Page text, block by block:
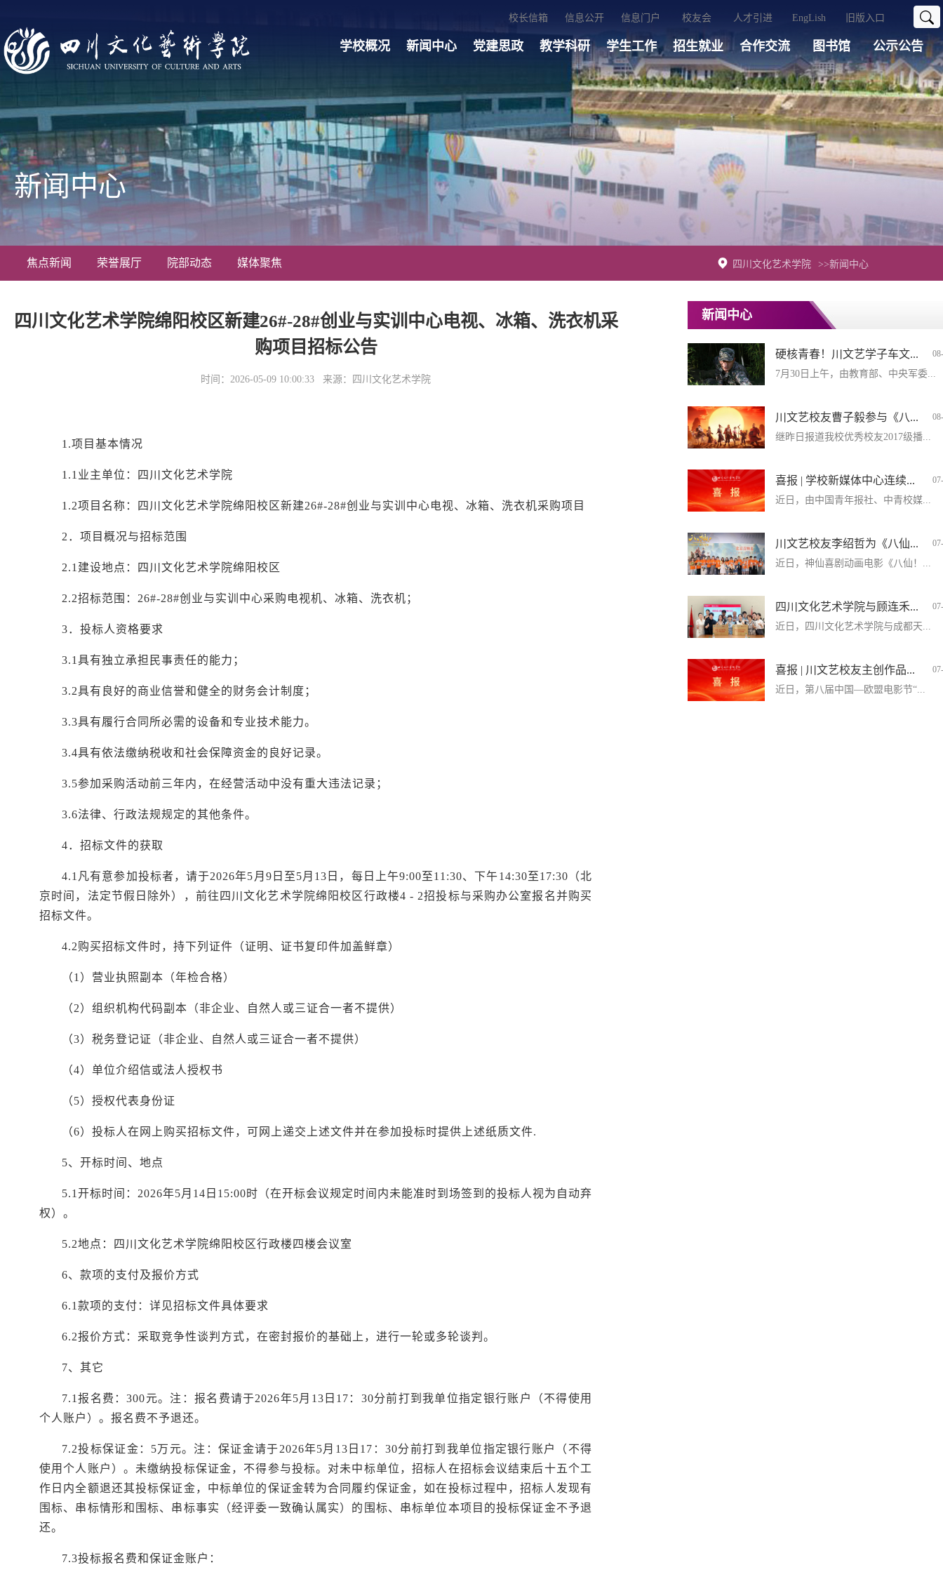
焦点新闻 荣誉展厅 院部动态 媒体聚焦
新闻中心
四川文化艺术学院 >>新闻中心
四川文化艺术学院绵阳校区新建26#-28#创业与实训中心电视、冰箱、洗衣机采
购项目招标公告
时间：2026-05-09 10:00:33 来源：四川文化艺术学院
1.项目基本情况
1.1业主单位：四川文化艺术学院
1.2项目名称 ：四川文化艺术学院绵阳校区新建26#-28#创业与实训中心电视、冰箱、洗衣机采购项目
2．项目概况与招标范围
2.1建设地点：四川文化艺术学院绵阳校区
2.2招标范围：26#-28#创业与实训中心采购电视机、冰箱、洗衣机；
3．投标人资格要求
3.1具有独立承担民事责任的能力；
3.2具有良好的商业信誉和健全的财务会计制度；
3.3具有履行合同所必需的设备和专业技术能力。
3.4具有依法缴纳税收和社会保障资金的良好记录。
3.5参加采购活动前三年内，在经营活动中没有重大违法记录；
3.6法律、行政法规规定的其他条件。
4．招标文件的获取
4.1凡有意参加投标者，请于2026年5月9日至5月13日，每日上午9:00至11:30、下午14:30至17:30（北
京时间，法定节假日除外），前往四川文化艺术学院绵阳校区行政楼4 - 2招投标与采购办公室报名并购买
招标文件。
4.2购买招标文件时，持下列证件（证明、证书复印件加盖鲜章）
（1）营业执照副本（年检合格）
（2）组织机构代码副本（非企业、自然人或三证合一者不提供）
（3）税务登记证（非企业、自然人或三证合一者不提供）
（4）单位介绍信或法人授权书
（5）授权代表身份证
（6）投标人在网上购买招标文件，可网上递交上述文件并在参加投标时提供上述纸质文件.
5、开标时间、地点
5.1开标时间： 2026年5月14日15:00时（在开标会议规定时间内未能准时到场签到的投标人视为自动弃
权）。
5.2地点：四川文化艺术学院绵阳校区行政楼四楼会议室
6、款项的支付及报价方式
6.1款项的支付：详见招标文件具体要求
6.2报价方式：采取竞争性谈判方式，在密封报价的基础上，进行一轮或多轮谈判。
7、其它
7.1报名费：300元。注：报名费请于2026年5月13日17：30分前打到我单位指定银行账户（不得使用
个人账户）。报名费不予退还。
7.2投标保证金：5万元。注：保证金请于2026年5月13日17：30分前打到我单位指定银行账户（不得
使用个人账户）。未缴纳投标保证金，不得参与投标。对未中标单位，招标人在招标会议结束后十五个工
作日内全额退还其投标保证金，中标单位的保证金转为合同履约保证金，如在投标过程中，招标人发现有
围标、串标情形和围标、串标事实（经评委一致确认属实）的围标、串标单位本项目的投标保证金不予退
还。
7.3投标报名费和保证金账户：
新闻中心
硬核青春！川文艺学子车文...
7月30日上午，由教育部、中央军委...
川文艺校友曹子毅参与《八...
继昨日报道我校优秀校友2017级播...
喜报 | 学校新媒体中心连续...
近日，由中国青年报社、中青校媒...
川文艺校友李绍哲为《八仙...
近日，神仙喜剧动画电影《八仙！...
四川文化艺术学院与顾连禾...
近日，四川文化艺术学院与成都天...
喜报 | 川文艺校友主创作品...
近日，第八届中国—欧盟电影节“...
学校概况 新闻中心 党建思政 教学科研 学生工作 招生就业 合作交流 图书馆 公示公告
校长信箱 信息公开 信息门户 校友会 人才引进 EngLish 旧版入口